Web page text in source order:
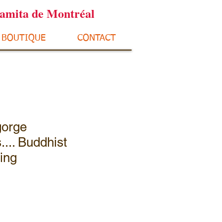
de Montréal
BOUTIQUE CONTACT
Buddhist